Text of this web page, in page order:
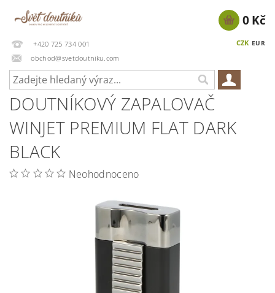
+420 725 734 001
obchod@svetdoutniku.com
CZK EUR
0 Kč
DOUTNÍKOVÝ ZAPALOVAČ
WINJET PREMIUM FLAT DARK
BLACK
Neohodnoceno